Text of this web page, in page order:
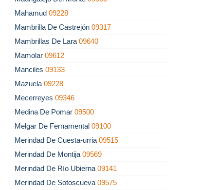
Mahamud 09228
Mambrilla De Castrejón 09317
Mambrillas De Lara 09640
Mamolar 09612
Manciles 09133
Mazuela 09228
Mecerreyes 09346
Medina De Pomar 09500
Melgar De Fernamental 09100
Merindad De Cuesta-urria 09515
Merindad De Montija 09569
Merindad De Río Ubierna 09141
Merindad De Sotoscueva 09575